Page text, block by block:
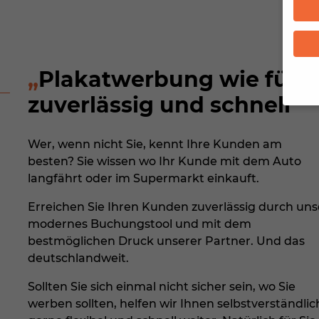
Plakatwerbung wie für
zuverlässig und schnell
Wer, wenn nicht Sie, kennt Ihre Kunden am
besten? Sie wissen wo Ihr Kunde mit dem Auto
langfährt oder im Supermarkt einkauft.
Erreichen Sie Ihren Kunden zuverlässig durch
modernes Buchungstool und mit dem
bestmöglichen Druck unserer Partner. Und das
deutschlandweit.
Sollten Sie sich einmal nicht sicher sein, wo Sie
werben sollten, helfen wir Ihnen
B.
Ihre